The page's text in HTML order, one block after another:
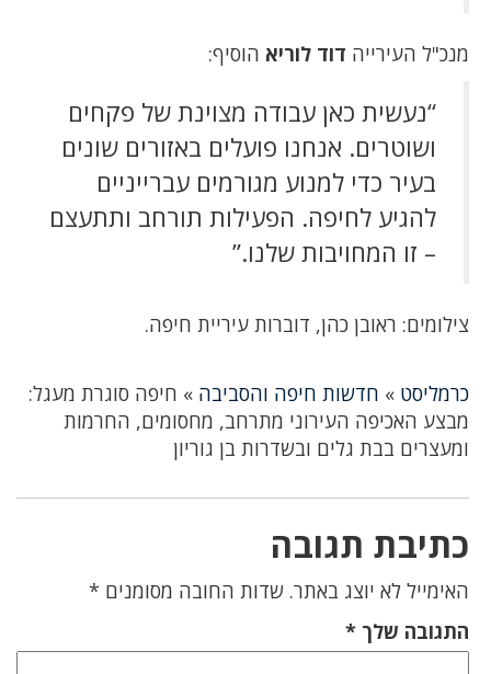
מנכ"ל העירייה דוד לוריא הוסיף:
“נעשית כאן עבודה מצוינת של פקחים
ושוטרים. אנחנו פועלים באזורים שונים
בעיר כדי למנוע מגורמים עברייניים
להגיע לחיפה. הפעילות תורחב ותתעצם
– זו המחויבות שלנו.”
צילומים: ראובן כהן, דוברות עיריית חיפה.
כרמליסט » חדשות חיפה והסביבה » חיפה סוגרת מעגל:
מבצע האכיפה העירוני מתרחב, מחסומים, החרמות
ומעצרים בבת גלים ובשדרות בן גוריון
כתיבת תגובה
האימייל לא יוצג באתר. שדות החובה מסומנים *
התגובה שלך *